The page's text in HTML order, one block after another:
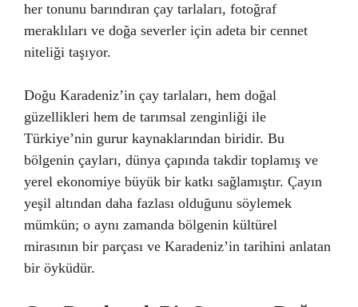
her tonunu barındıran çay tarlaları, fotoğraf
meraklıları ve doğa severler için adeta bir cennet
niteliği taşıyor.
Doğu Karadeniz’in çay tarlaları, hem doğal
güzellikleri hem de tarımsal zenginliği ile
Türkiye’nin gurur kaynaklarından biridir. Bu
bölgenin çayları, dünya çapında takdir toplamış ve
yerel ekonomiye büyük bir katkı sağlamıştır. Çayın
yeşil altından daha fazlası olduğunu söylemek
mümkün; o aynı zamanda bölgenin kültürel
mirasının bir parçası ve Karadeniz’in tarihini anlatan
bir öyküdür.